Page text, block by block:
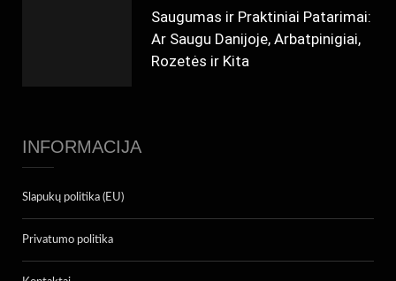
Saugumas ir Praktiniai Patarimai:
Ar Saugu Danijoje, Arbatpinigiai,
Rozetės ir Kita
INFORMACIJA
Slapukų politika (EU)
Privatumo politika